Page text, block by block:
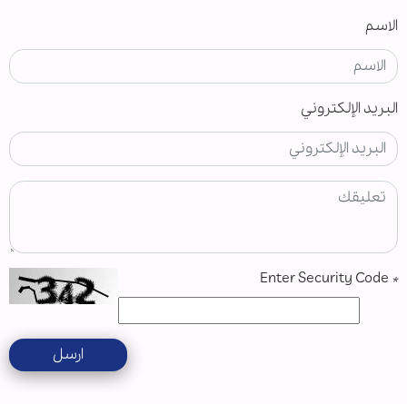
الاسم
البريد الإلكتروني
*
ارسل